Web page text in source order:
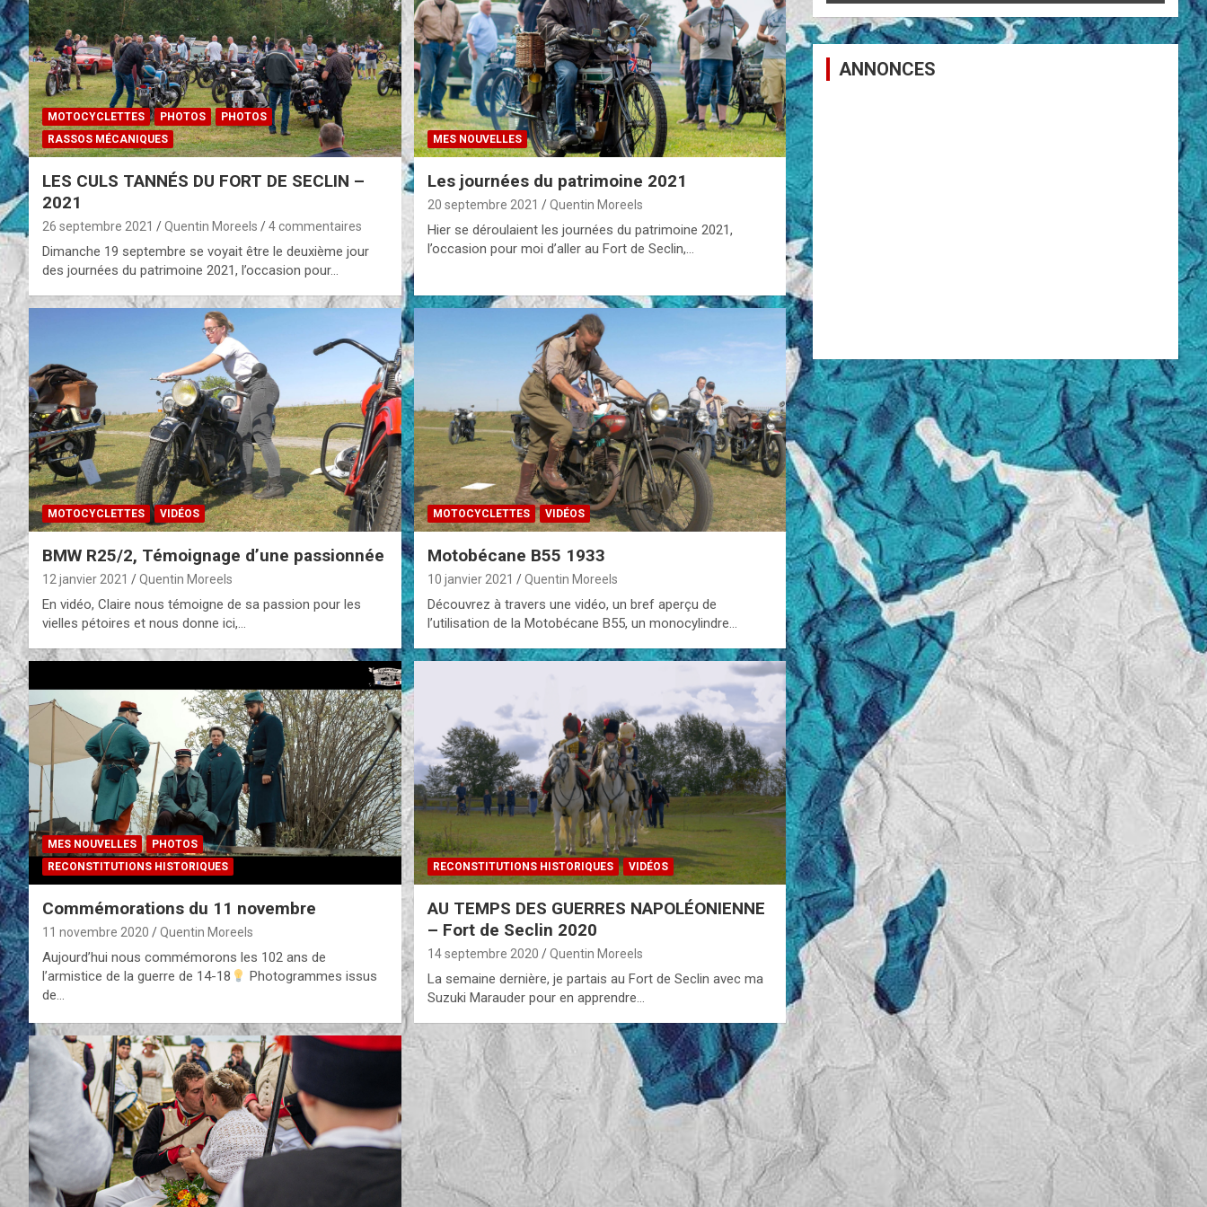
MOTOCYCLETTES PHOTOS
PHOTOS
RASSOS MÉCANIQUES
LES CULS TANNÉS DU FORT DE SECLIN –
2021
26 septembre 2021 Quentin Moreels 4 commentaires
Dimanche 19 septembre se voyait être le deuxième jour
des journées du patrimoine 2021, l’occasion pour…
MES NOUVELLES
Les journées du patrimoine 2021
20 septembre 2021 Quentin Moreels
Hier se déroulaient les journées du patrimoine 2021,
l’occasion pour moi d’aller au Fort de Seclin,…
MOTOCYCLETTES VIDÉOS
BMW R25/2, Témoignage d’une passionnée
12 janvier 2021 Quentin Moreels
En vidéo, Claire nous témoigne de sa passion pour les
vielles pétoires et nous donne ici,…
MOTOCYCLETTES VIDÉOS
Motobécane B55 1933
10 janvier 2021 Quentin Moreels
Découvrez à travers une vidéo, un bref aperçu de
l’utilisation de la Motobécane B55, un monocylindre…
MES NOUVELLES
PHOTOS
RECONSTITUTIONS HISTORIQUES
Commémorations du 11 novembre
11 novembre 2020 Quentin Moreels
Aujourd’hui nous commémorons les 102 ans de
l’armistice de la guerre de 14-18
Photogrammes issus
de…
RECONSTITUTIONS HISTORIQUES VIDÉOS
AU TEMPS DES GUERRES NAPOLÉONIENNE
– Fort de Seclin 2020
14 septembre 2020 Quentin Moreels
La semaine dernière, je partais au Fort de Seclin avec ma
Suzuki Marauder pour en apprendre…
ANNONCES